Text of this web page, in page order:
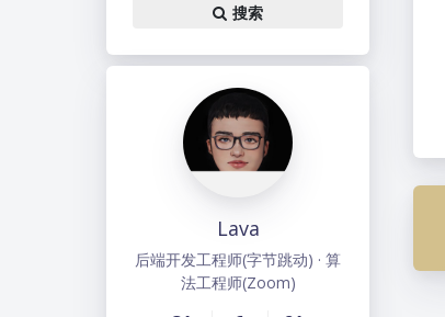
搜索
Lava
后端开发工程师(字节跳动) · 算
法工程师(Zoom)